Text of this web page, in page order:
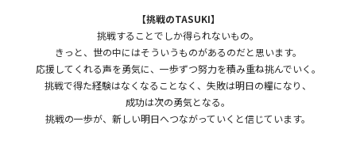
【挑戦のTASUKI】
挑戦することでしか得られないもの。
きっと、世の中にはそういうものがあるのだと思います。
応援してくれる声を勇気に、一歩ずつ努力を積み重ね挑んでいく。
挑戦で得た経験はなくなることなく、失敗は明日の糧になり、
成功は次の勇気となる。
挑戦の一歩が、新しい明日へつながっていくと信じています。